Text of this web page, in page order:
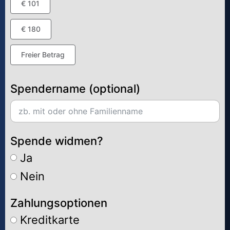
€ 101
€ 180
Freier Betrag
Spendername (optional)
Spende widmen?
Ja
Nein
Zahlungsoptionen
Kreditkarte